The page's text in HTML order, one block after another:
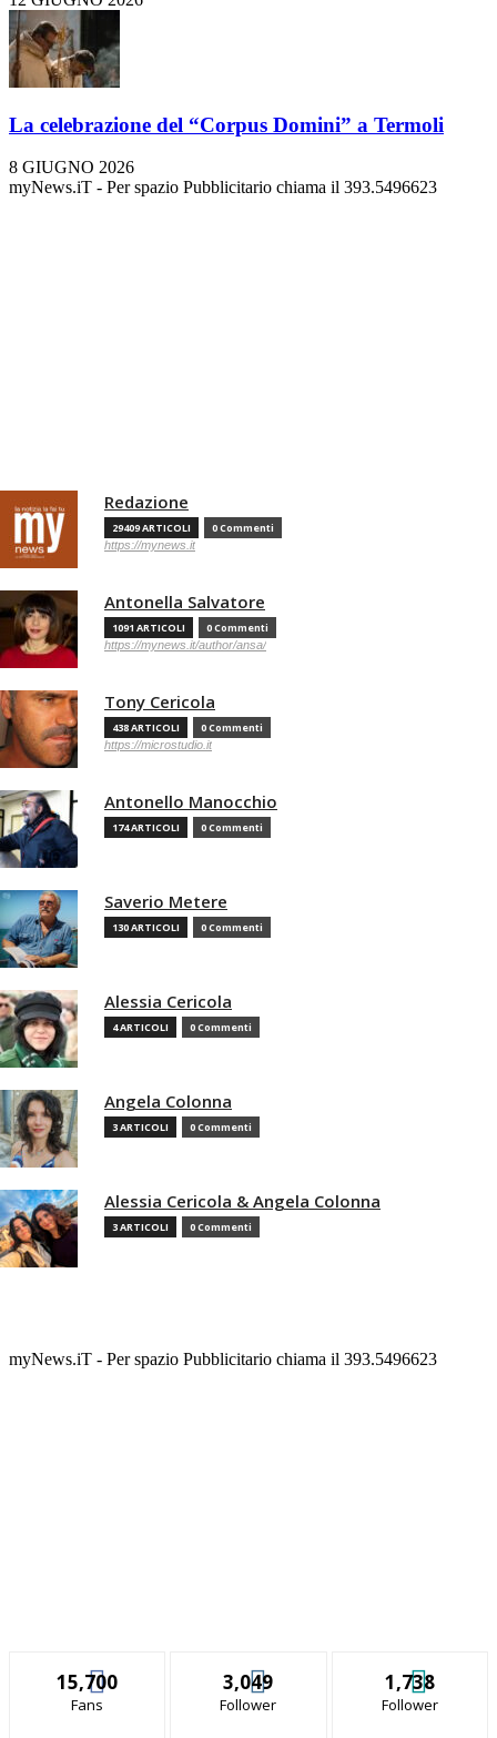
La celebrazione del “Corpus Domini” a Termoli
8 GIUGNO 2026
myNews.iT - Per spazio Pubblicitario chiama il 393.5496623
Redazione
29409 ARTICOLI 0 Commenti
https://mynews.it
Antonella Salvatore
1091 ARTICOLI 0 Commenti
https://mynews.it/author/ansa/
Tony Cericola
438 ARTICOLI 0 Commenti
https://microstudio.it
Antonello Manocchio
174 ARTICOLI 0 Commenti
Saverio Metere
130 ARTICOLI 0 Commenti
Alessia Cericola
4 ARTICOLI 0 Commenti
Angela Colonna
3 ARTICOLI 0 Commenti
Alessia Cericola & Angela Colonna
3 ARTICOLI 0 Commenti
myNews.iT - Per spazio Pubblicitario chiama il 393.5496623
15,700
Fans
3,049
Follower
1,738
Follower